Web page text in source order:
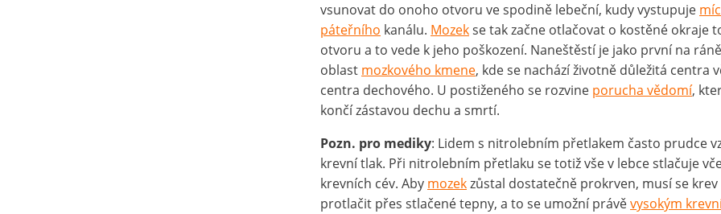
vsunovat do onoho otvoru ve spodině lebeční, kudy vystupuje
páteřního kanálu. Mozekse tak začne otlačovat o kostěné okraje
otvoru a to vede k jeho poškození. Naneštěstí je jako první na ráně
oblast mozkového kmene, kde se nachází životně důležitá centra
centra dechového. U postiženého se rozvine porucha vědomí,
končí zástavou dechu a smrtí.
Pozn. pro mediky: Lidem s nitrolebním přetlakem často prudce
krevní tlak. Při nitrolebním přetlaku se totiž vše v lebce stlačuje
krevních cév. Aby mozekzůstal dostatečně prokrven, musí se krev
protlačit přes stlačené tepny, a to se umožní právěvysokým